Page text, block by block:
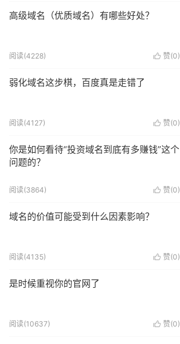
高级域名（优质域名）有哪些好处？
 赞(0)
阅读(4228)
弱化域名这步棋，百度真是走错了
 赞(0)
阅读(4127)
你是如何看待“投资域名到底有多赚钱”这个
问题的？
 赞(0)
阅读(3864)
域名的价值可能受到什么因素影响？
 赞(0)
阅读(4135)
是时候重视你的官网了
 赞(0)
阅读(10637)